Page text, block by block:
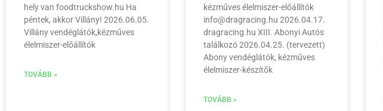
hely van foodtruckshow.hu Ha
péntek, akkor Villány! 2026.06.05.
Villány vendéglátók,kézműves
élelmiszer-előállítók
TOVÁBB »
kézműves élelmiszer-előállítók
info@dragracing.hu 2026.04.17.
dragracing.hu XIII. Abonyi Autós
találkozó 2026.04.25. (tervezett)
Abony vendéglátók, kézműves
élelmiszer-készítők
TOVÁBB »